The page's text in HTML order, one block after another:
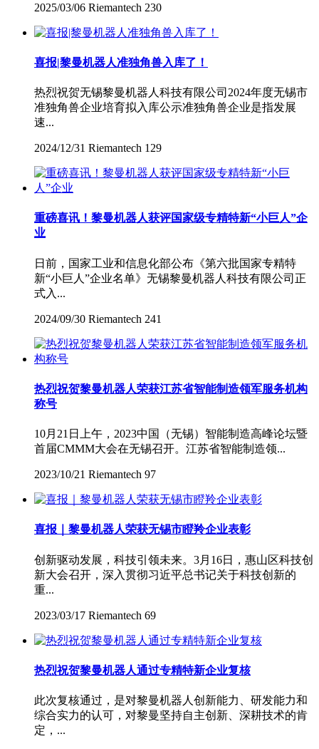
2025/03/06 Riemantech 230
喜报|黎曼机器人准独角兽入库了！
热烈祝贺无锡黎曼机器人科技有限公司2024年度无锡市
准独角兽企业培育拟入库公示准独角兽企业是指发展
速...
2024/12/31 Riemantech 129
重磅喜讯！黎曼机器人获评国家级专精特新“小巨人”企
业
日前，国家工业和信息化部公布《第六批国家专精特
新“小巨人”企业名单》无锡黎曼机器人科技有限公司正
式入...
2024/09/30 Riemantech 241
热烈祝贺黎曼机器人荣获江苏省智能制造领军服务机构
称号
10月21日上午，2023中国（无锡）智能制造高峰论坛暨
首届CMMM大会在无锡召开。江苏省智能制造领...
2023/10/21 Riemantech 97
喜报｜黎曼机器人荣获无锡市瞪羚企业表彰
创新驱动发展，科技引领未来。3月16日，惠山区科技创
新大会召开，深入贯彻习近平总书记关于科技创新的
重...
2023/03/17 Riemantech 69
热烈祝贺黎曼机器人通过专精特新企业复核
此次复核通过，是对黎曼机器人创新能力、研发能力和
综合实力的认可，对黎曼坚持自主创新、深耕技术的肯
定，...